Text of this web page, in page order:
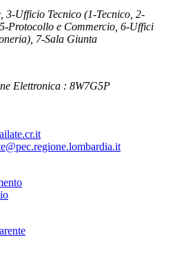
3-Ufficio Tecnico (1-Tecnico, 2-
Protocollo e Commercio, 6-Uffici
7-Sala Giunta
Elettronica : 8W7G5P